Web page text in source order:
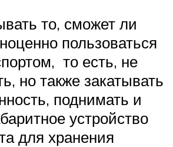
то, сможет ли
пользоваться
то есть, не
но также закатывать
поднимать и
устройство
для хранения